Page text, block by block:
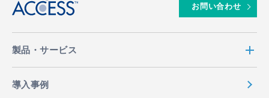
お問い合わせ
製品・サービス
導入事例